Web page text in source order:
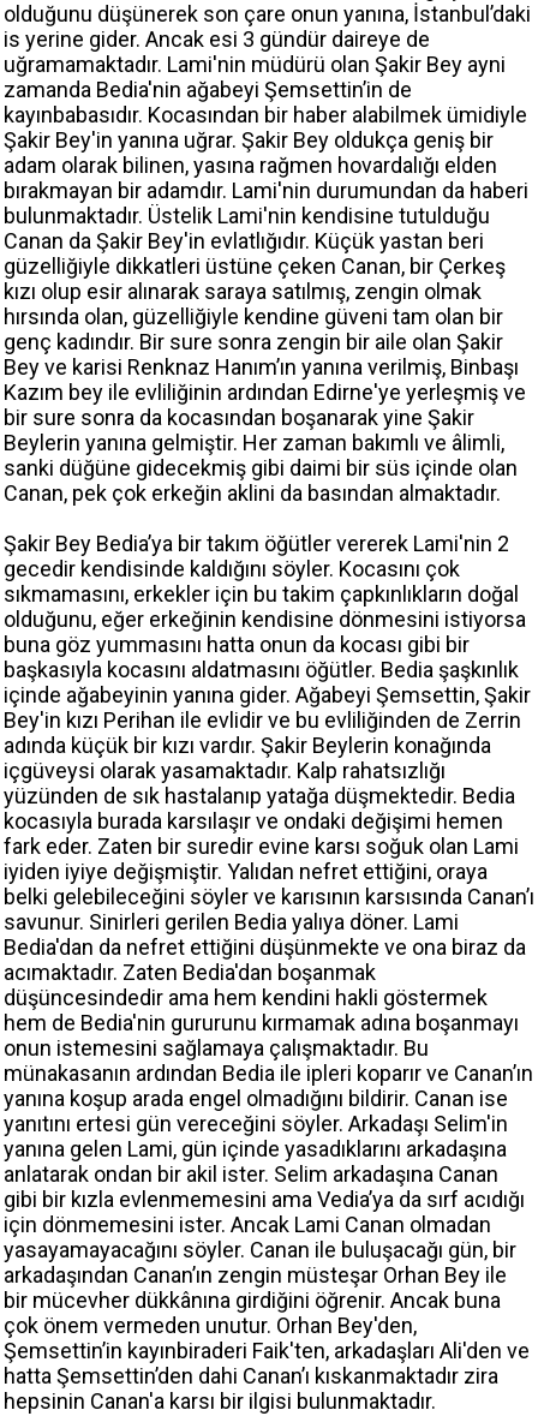
olduğunu düşünerek son çare onun yanına, İstanbul’daki
is yerine gider. Ancak esi 3 gündür daireye de
uğramamaktadır. Lami'nin müdürü olan Şakir Bey ayni
zamanda Bedia'nin ağabeyi Şemsettin’in de
kayınbabasıdır. Kocasından bir haber alabilmek ümidiyle
Şakir Bey'in yanına uğrar. Şakir Bey oldukça geniş bir
adam olarak bilinen, yasına rağmen hovardalığı elden
bırakmayan bir adamdır. Lami'nin durumundan da haberi
bulunmaktadır. Üstelik Lami'nin kendisine tutulduğu
Canan da Şakir Bey'in evlatlığıdır. Küçük yastan beri
güzelliğiyle dikkatleri üstüne çeken Canan, bir Çerkeş
kızı olup esir alınarak saraya satılmış, zengin olmak
hırsında olan, güzelliğiyle kendine güveni tam olan bir
genç kadındır. Bir sure sonra zengin bir aile olan Şakir
Bey ve karisi Renknaz Hanım’ın yanına verilmiş, Binbaşı
Kazım bey ile evliliğinin ardından Edirne'ye yerleşmiş ve
bir sure sonra da kocasından boşanarak yine Şakir
Beylerin yanına gelmiştir. Her zaman bakımlı ve âlimli,
sanki düğüne gidecekmiş gibi daimi bir süs içinde olan
Canan, pek çok erkeğin aklini da basından almaktadır.
Şakir Bey Bedia’ya bir takım öğütler vererek Lami'nin 2
gecedir kendisinde kaldığını söyler. Kocasını çok
sıkmamasını, erkekler için bu takim çapkınlıkların doğal
olduğunu, eğer erkeğinin kendisine dönmesini istiyorsa
buna göz yummasını hatta onun da kocası gibi bir
başkasıyla kocasını aldatmasını öğütler. Bedia şaşkınlık
içinde ağabeyinin yanına gider. Ağabeyi Şemsettin, Şakir
Bey'in kızı Perihan ile evlidir ve bu evliliğinden de Zerrin
adında küçük bir kızı vardır. Şakir Beylerin konağında
içgüveysi olarak yasamaktadır. Kalp rahatsızlığı
yüzünden de sık hastalanıp yatağa düşmektedir. Bedia
kocasıyla burada karsılaşır ve ondaki değişimi hemen
fark eder. Zaten bir suredir evine karsı soğuk olan Lami
iyiden iyiye değişmiştir. Yalıdan nefret ettiğini, oraya
belki gelebileceğini söyler ve karısının karsısında Canan’ı
savunur. Sinirleri gerilen Bedia yalıya döner. Lami
Bedia'dan da nefret ettiğini düşünmekte ve ona biraz da
acımaktadır. Zaten Bedia'dan boşanmak
düşüncesindedir ama hem kendini hakli göstermek
hem de Bedia'nin gururunu kırmamak adına boşanmayı
onun istemesini sağlamaya çalışmaktadır. Bu
münakasanın ardından Bedia ile ipleri koparır ve Canan’ın
yanına koşup arada engel olmadığını bildirir. Canan ise
yanıtını ertesi gün vereceğini söyler. Arkadaşı Selim'in
yanına gelen Lami, gün içinde yasadıklarını arkadaşına
anlatarak ondan bir akil ister. Selim arkadaşına Canan
gibi bir kızla evlenmemesini ama Vedia’ya da sırf acıdığı
için dönmemesini ister. Ancak Lami Canan olmadan
yasayamayacağını söyler. Canan ile buluşacağı gün, bir
arkadaşından Canan’ın zengin müsteşar Orhan Bey ile
bir mücevher dükkânına girdiğini öğrenir. Ancak buna
çok önem vermeden unutur. Orhan Bey'den,
Şemsettin’in kayınbiraderi Faik'ten, arkadaşları Ali'den ve
hatta Şemsettin’den dahi Canan’ı kıskanmaktadır zira
hepsinin Canan'a karsı bir ilgisi bulunmaktadır.